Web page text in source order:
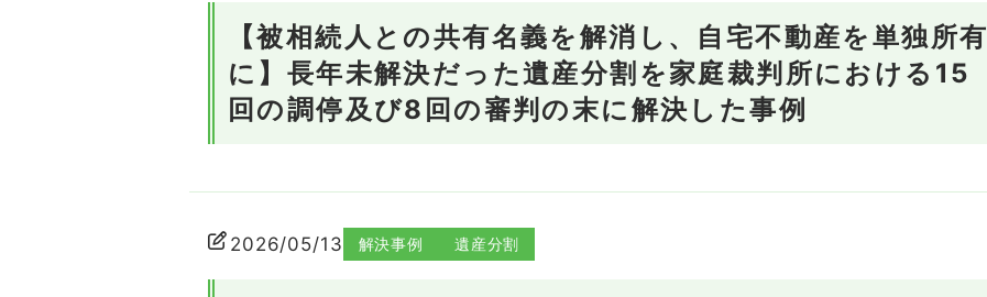
【被相続人との共有名義を解消し、自宅不動産を単独所有
に】長年未解決だった遺産分割を家庭裁判所における15
回の調停及び8回の審判の末に解決した事例
2026/05/13 解決事例 遺産分割